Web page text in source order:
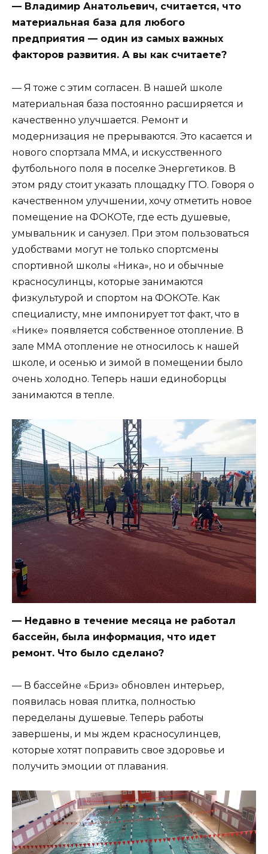
— Владимир Анатольевич, считается, что
материальная база для любого
предприятия — один из самых важных
факторов развития. А вы как считаете?
— Я тоже с этим согласен. В нашей школе
материальная база постоянно расширяется и
качественно улучшается. Ремонт и
модернизация не прерываются. Это касается и
нового спортзала ММА, и искусственного
футбольного поля в поселке Энергетиков. В
этом ряду стоит указать площадку ГТО. Говоря о
качественном улучшении, хочу отметить новое
помещение на ФОКОТе, где есть душевые,
умывальник и санузел. При этом пользоваться
удобствами могут не только спортсмены
спортивной школы «Ника», но и обычные
красносулинцы, которые занимаются
физкультурой и спортом на ФОКОТе. Как
специалисту, мне импонирует тот факт, что в
«Нике» появляется собственное отопление. В
зале ММА отопление не относилось к нашей
школе, и осенью и зимой в помещении было
очень холодно. Теперь наши единоборцы
занимаются в тепле.
— Недавно в течение месяца не работал
бассейн, была информация, что идет
ремонт. Что было сделано?
— В бассейне «Бриз» обновлен интерьер,
появилась новая плитка, полностью
переделаны душевые. Теперь работы
завершены, и мы ждем красносулинцев,
которые хотят поправить свое здоровье и
получить эмоции от плавания.